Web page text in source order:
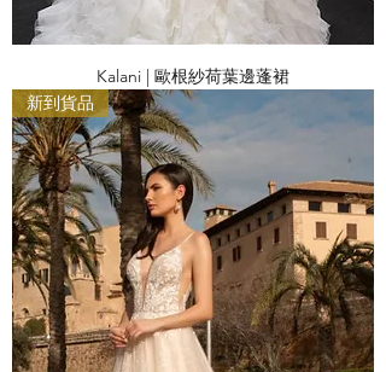
Kalani | 歐根紗荷葉邊蓬裙
新到貨品